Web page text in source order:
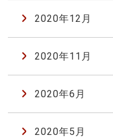
2020年12月
2020年11月
2020年6月
2020年5月